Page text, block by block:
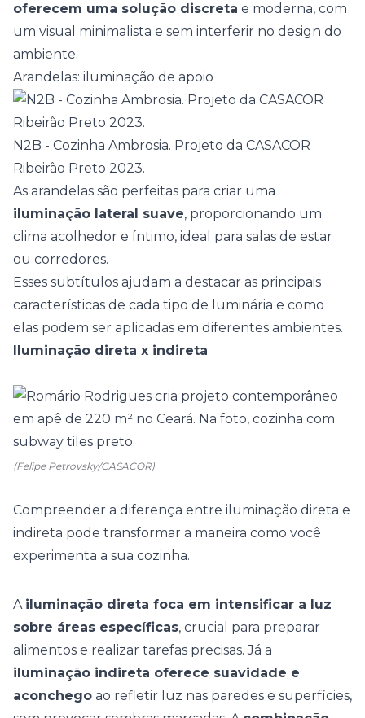
oferecem uma solução discreta e moderna, com
um visual minimalista e sem interferir no design do
ambiente.
Arandelas: iluminação de apoio
N2B - Cozinha Ambrosia. Projeto da CASACOR
Ribeirão Preto 2023.
As arandelas são perfeitas para criar uma
iluminação lateral suave, proporcionando um
clima acolhedor e íntimo, ideal para salas de estar
ou corredores.
Esses subtítulos ajudam a destacar as principais
características de cada tipo de luminária e como
elas podem ser aplicadas em diferentes ambientes.
Iluminação direta x indireta
(Felipe Petrovsky/CASACOR)
Compreender a diferença entre iluminação direta e
indireta pode transformar a maneira como você
experimenta a sua cozinha.
A iluminação direta foca em intensificar a luz
sobre áreas específicas, crucial para preparar
alimentos e realizar tarefas precisas. Já a
iluminação indireta oferece suavidade e
aconchego ao refletir luz nas paredes e superfícies,